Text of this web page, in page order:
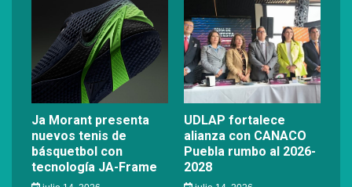
Ja Morant presenta
nuevos tenis de
básquetbol con
tecnología JA-Frame
UDLAP fortalece
alianza con CANACO
Puebla rumbo al 2026-
2028